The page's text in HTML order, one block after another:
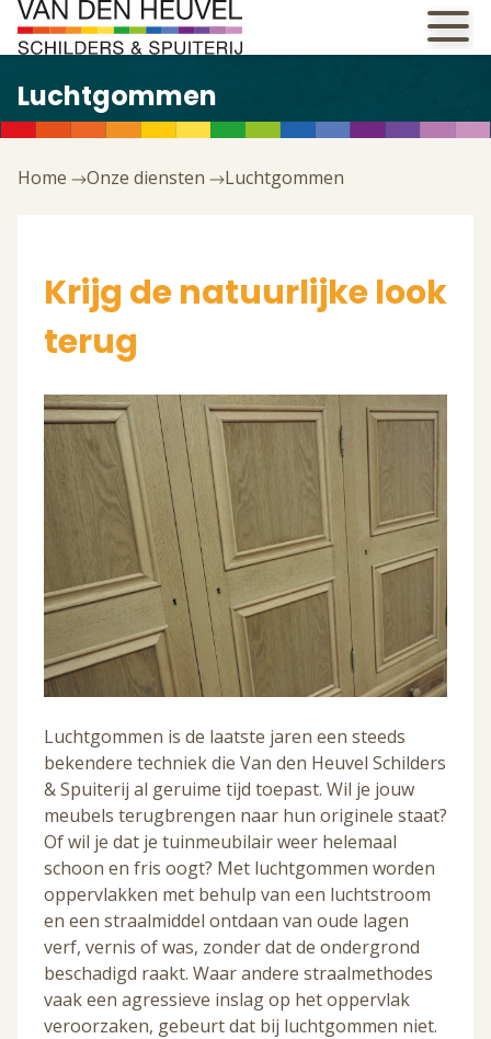
Luchtgommen
Home Onze diensten Luchtgommen
Krijg de natuurlijke look
terug
Luchtgommen is de laatste jaren een steeds
bekendere techniek die Van den Heuvel Schilders
& Spuiterij al geruime tijd toepast. Wil je jouw
meubels terugbrengen naar hun originele staat?
Of wil je dat je tuinmeubilair weer helemaal
schoon en fris oogt? Met luchtgommen worden
oppervlakken met behulp van een luchtstroom
en een straalmiddel ontdaan van oude lagen
verf, vernis of was, zonder dat de ondergrond
beschadigd raakt. Waar andere straalmethodes
vaak een agressieve inslag op het oppervlak
veroorzaken, gebeurt dat bij luchtgommen niet.